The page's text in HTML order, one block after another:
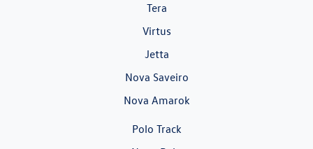
Tera
Virtus
Jetta
Nova Saveiro
Nova Amarok
Polo Track